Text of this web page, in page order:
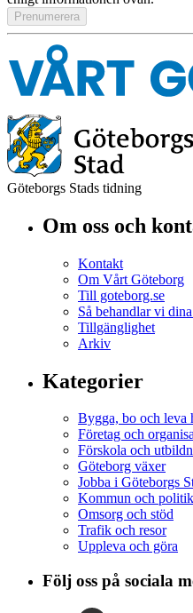
Göteborgs Stads tidning
Om oss och
Kontakt
Om Vårt Göteborg
Till goteborg.se
Så behandlar vi
Tillgänglighet
Arkiv
Kategorier
Bygga, bo och leva
Företag och
Förskola och
Göteborg växer
Jobba i Göteborgs
Kommun och politik
Omsorg och stöd
Trafik och resor
Uppleva och göra
Följ oss på sociala